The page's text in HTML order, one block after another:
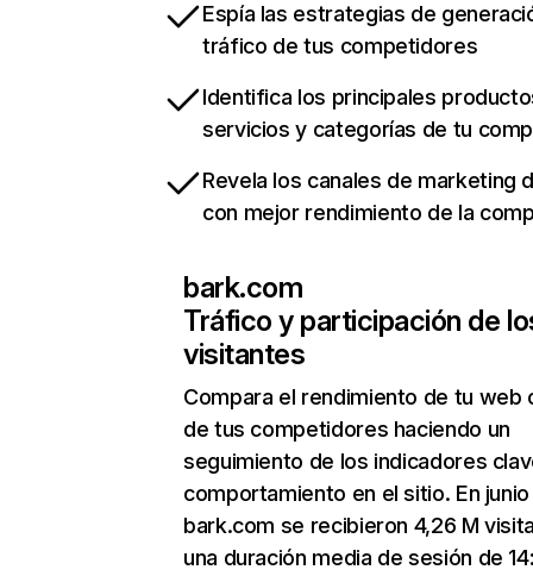
Espía las estrategias de
tráfico de tus competidores
Identifica los principales
servicios y categorías de tu
Revela los canales de marketing
con mejor rendimiento de la
bark.com
Tráfico y participación de
visitantes
Compara el rendimiento de tu web
de tus competidores haciendo un
seguimiento de los indicadores
comportamiento en el sitio. En junio
bark.com se recibieron 4,26 M
una duración media de sesión de